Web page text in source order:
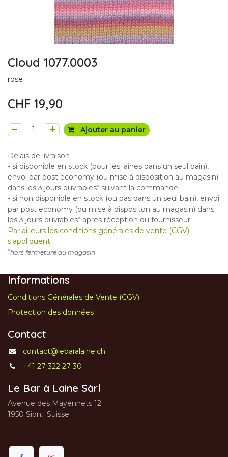
Cloud 1077.0003
rose
CHF 19,90
Ajouter au panier
Délais de livraison
- si disponible en stock (pour les laines dans un seul bain),
envoi par post economy (ou mise à disposition au magasin)
dans les 3 jours ouvrables* suivant la commande
- si non disponible en stock (ou pas dans un seul bain), envoi
par post economy (ou mise à dispositon au magasin) dans
les 3 jours ouvrables* après réception du fournisseur
Par ailleurs les conditions générales de vente (CGV)
s'appliquent
*hors fermeture du magasin
Informations
Conditions Générales de Vente (CGV)
Protection des données
Contact
contact@lebaralaine.ch
+41 27 322 27 30
Le Bar à Laine Sàrl
Avenue des Mayennets 12
1950 Sion, Suisse